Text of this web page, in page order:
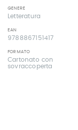
GENERE
Letteratura
EAN
9788867151417
FORMATO
Cartonato con
sovraccoperta